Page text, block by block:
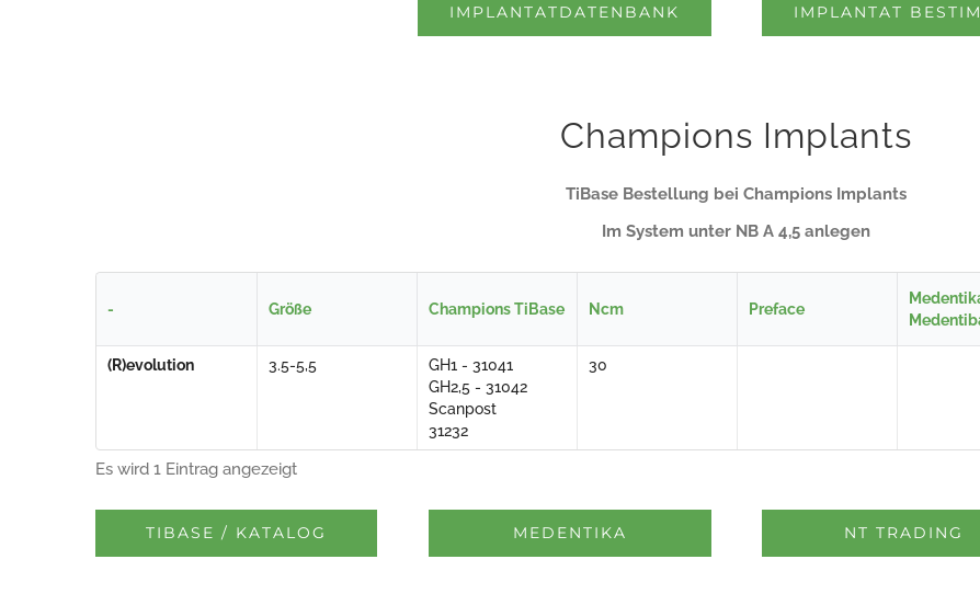
IMPLANTATDATENBANK IMPLANTAT
Champions Implants
TiBase Bestellung bei Champions Implants
Im System unter NB A 4,5 anlegen
- Größe Champions TiBase Ncm Preface
(R)evolution 3.5-5,5
GH1 - 31041
GH2,5 - 31042
Scanpost
31232
30
Es wird 1 Eintrag angezeigt
TIBASE / KATALOG MEDENTIKA NT TRADING